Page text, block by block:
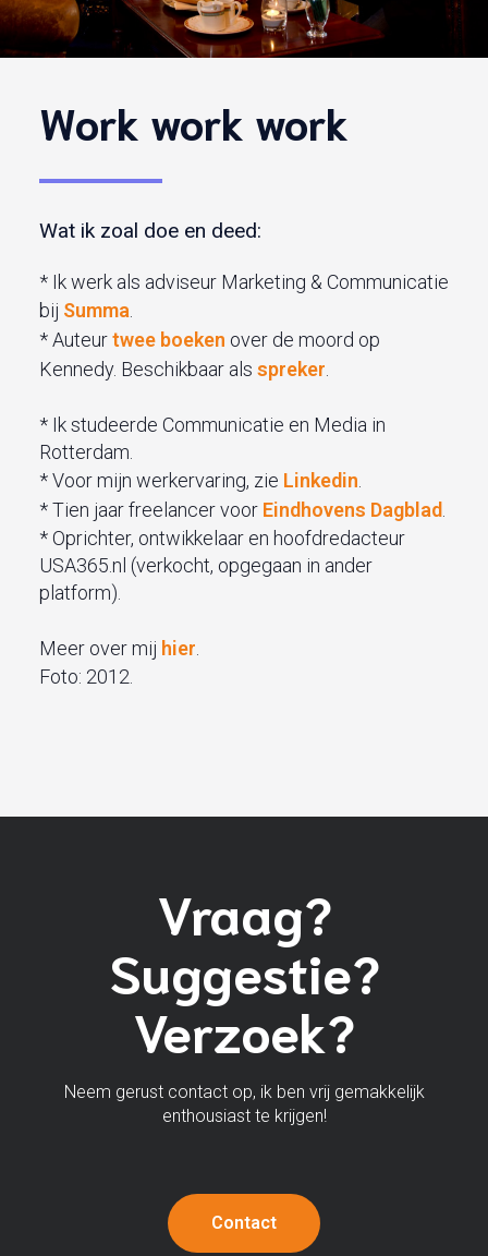
Work work work
Wat ik zoal doe en deed:
* Ik werk als adviseur Marketing & Communicatie
bij Summa
* Auteurtwee boeken over de moord op
Kennedy. Beschikbaar als spreker
* Ik studeerde Communicatie en Media in
Rotterdam.
* Voor mijn werkervaring, zie Linkedin
* Tien jaar freelancer voor Eindhovens Dagblad.
* Oprichter, ontwikkelaar en hoofdredacteur
USA365.nl (verkocht, opgegaan in ander
platform).
Meer over mij hier
Foto: 2012.
Vraag?
Suggestie?
Verzoek?
Neem gerust contact op, ik ben vrij gemakkelijk
enthousiast te krijgen!
Contact